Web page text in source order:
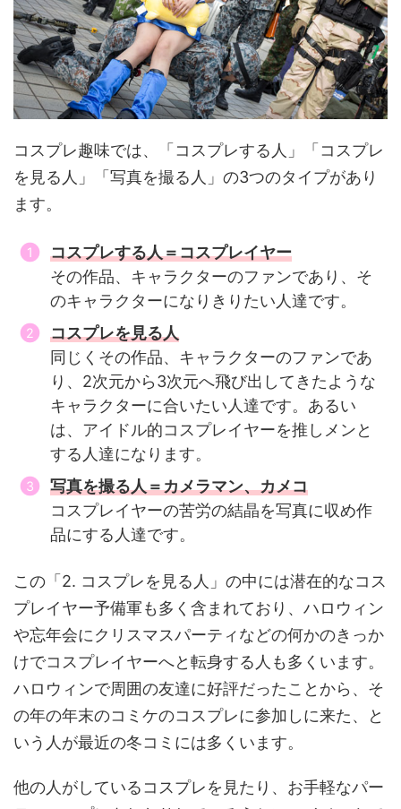
コスプレ趣味では、「コスプレする人」「コスプレ
を見る人」「写真を撮る人」の3つのタイプがあり
ます。
コスプレする人＝コスプレイヤー
その作品、キャラクターのファンであり、そ
のキャラクターになりきりたい人達です。
コスプレを見る人
同じくその作品、キャラクターのファンであ
り、2次元から3次元へ飛び出してきたような
キャラクターに合いたい人達です。あるい
は、アイドル的コスプレイヤーを推しメンと
する人達になります。
写真を撮る人＝カメラマン、カメコ
コスプレイヤーの苦労の結晶を写真に収め作
品にする人達です。
この「2. コスプレを見る人」の中には潜在的なコス
プレイヤー予備軍も多く含まれており、ハロウィン
や忘年会にクリスマスパーティなどの何かのきっか
けでコスプレイヤーへと転身する人も多くいます。
ハロウィンで周囲の友達に好評だったことから、そ
の年の年末のコミケのコスプレに参加しに来た、と
いう人が最近の冬コミには多くいます。
他の人がしているコスプレを見たり、お手軽なパー